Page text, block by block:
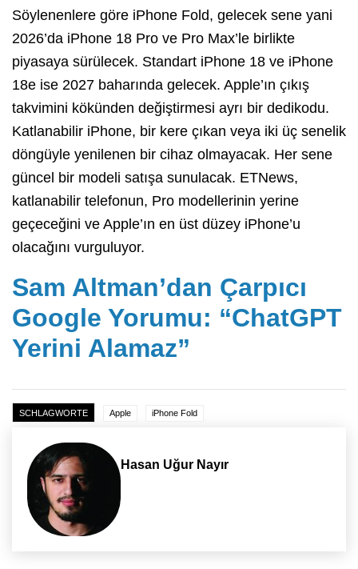
Söylenenlere göre iPhone Fold, gelecek sene yani
2026’da iPhone 18 Pro ve Pro Max’le birlikte
piyasaya sürülecek. Standart iPhone 18 ve iPhone
18e ise 2027 baharında gelecek. Apple’ın çıkış
takvimini kökünden değiştirmesi ayrı bir dedikodu.
Katlanabilir iPhone, bir kere çıkan veya iki üç senelik
döngüyle yenilenen bir cihaz olmayacak. Her sene
güncel bir modeli satışa sunulacak. ETNews,
katlanabilir telefonun, Pro modellerinin yerine
geçeceğini ve Apple’ın en üst düzey iPhone’u
olacağını vurguluyor.
Sam Altman’dan Çarpıcı
Google Yorumu: “ChatGPT
Yerini Alamaz”
SCHLAGWORTE Apple iPhone Fold
Hasan Uğur Nayır